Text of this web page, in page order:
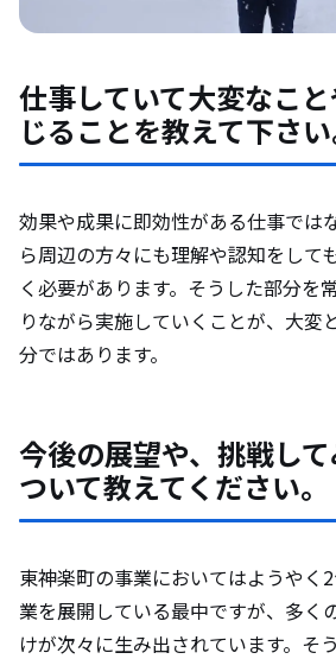
仕事していて大変なこ
じることを教えて下さい
効果や成果に即効性がある仕事では
ら周辺の方々にも理解や認知をして
く必要があります。そうした部分を
りながら実施していくことが、大変
分ではあります。
今後の展望や、挑戦し
ついて教えてください。
東神楽町の事業においてはようやく
業を展開している最中ですが、多く
けが次々に生み出されています。そ